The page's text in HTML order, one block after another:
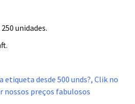
unidades.
desde 500 unds?, Clik no
nossos preços fabulosos